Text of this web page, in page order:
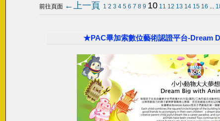
前往頁面 ←上一頁 1 2 3 4 5 6 7 8 9 10 11 12 13 14 15 16 ...
★PAC畢加索數位藝術認證平台-Dream